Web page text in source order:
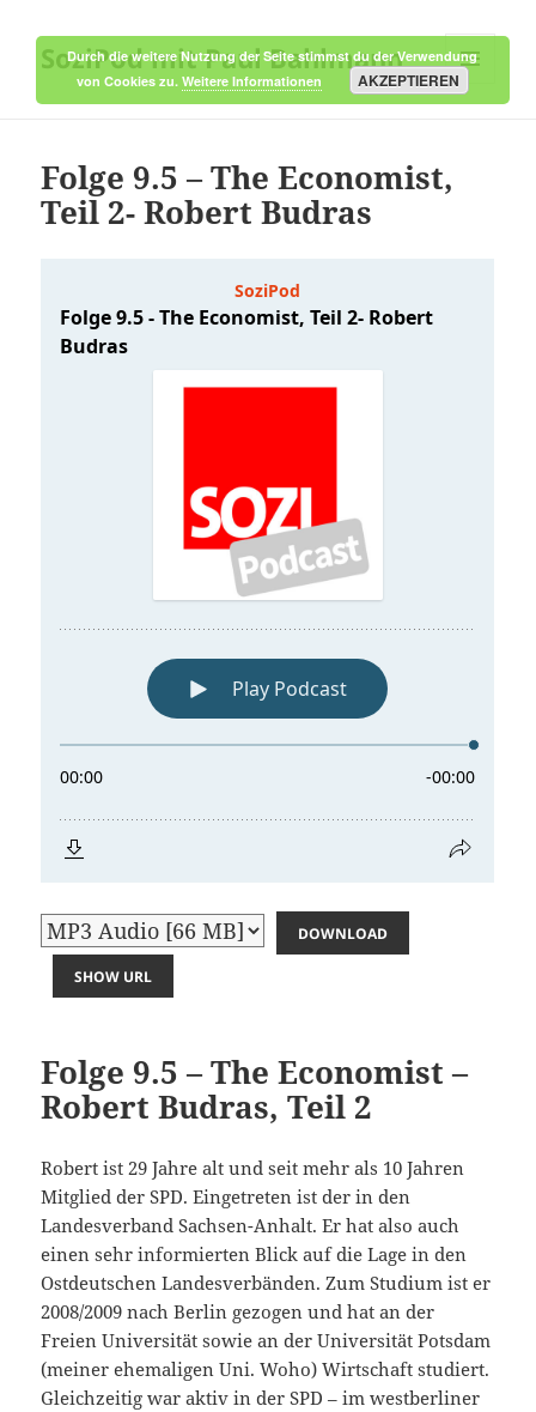
SoziPod mit Paul Bahlmann
MENÜ
Folge 9.5 – The Economist,
Teil 2- Robert Budras
DOWNLOAD
SHOW URL
Folge 9.5 – The Economist –
Robert Budras, Teil 2
Robert ist 29 Jahre alt und seit mehr als 10 Jahren
Mitglied der SPD. Eingetreten ist der in den
Landesverband Sachsen-Anhalt. Er hat also auch
einen sehr informierten Blick auf die Lage in den
Ostdeutschen Landesverbänden. Zum Studium ist er
2008/2009 nach Berlin gezogen und hat an der
Freien Universität sowie an der Universität Potsdam
(meiner ehemaligen Uni. Woho) Wirtschaft studiert.
Gleichzeitig war aktiv in der SPD – im westberliner
Durch die weitere Nutzung der Seite stimmst du der Verwendung
von Cookies zu. Weitere Informationen AKZEPTIEREN